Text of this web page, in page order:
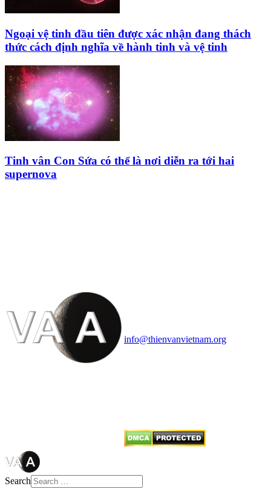
Ngoại vệ tinh đầu tiên được xác nhận đang thách
thức cách định nghĩa về hành tinh và vệ tinh
Tinh vân Con Sứa có thể là nơi diễn ra tới hai
supernova
info@thienvanvietnam.org
Search